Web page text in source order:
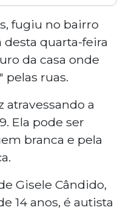
de 7 meses,
feira (29) no
pertence ao
de 39
de 14 anos. A
pelo
fugiu no bairro
quarta-feira
da casa onde
pelas ruas.
atravessando a
Ela pode ser
branca e pela
Gisele Cândido,
14 anos, é autista